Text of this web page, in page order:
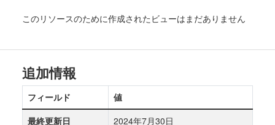
このリソースのために作成されたビューはまだありません
追加情報
フィールド
値
最終更新日
2024年7月30日